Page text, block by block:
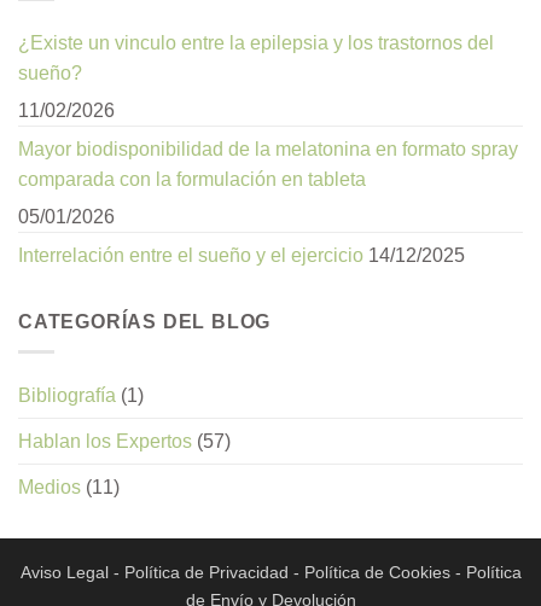
¿Existe un vinculo entre la epilepsia y los trastornos del
sueño?
11/02/2026
Mayor biodisponibilidad de la melatonina en formato spray
comparada con la formulación en tableta
05/01/2026
Interrelación entre el sueño y el ejercicio 14/12/2025
CATEGORÍAS DEL BLOG
Bibliografía (1)
Hablan los Expertos (57)
Medios (11)
Aviso Legal- Política de Privacidad - Política de Cookies- Política
de Envío y Devolución